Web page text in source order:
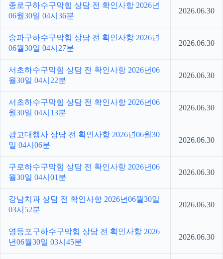
종로구하수구막힘 상담 전 확인사항 2026년
06월30일 04시36분
2026.06.30
송파구하수구막힘 상담 전 확인사항 2026년
06월30일 04시27분
2026.06.30
서초하수구막힘 상담 전 확인사항 2026년06
월30일 04시22분
2026.06.30
서초하수구막힘 상담 전 확인사항 2026년06
월30일 04시13분
2026.06.30
광고대행사 상담 전 확인사항 2026년06월30
일 04시06분
2026.06.30
구로하수구막힘 상담 전 확인사항 2026년06
월30일 04시01분
2026.06.30
강남치과 상담 전 확인사항 2026년06월30일
03시52분
2026.06.30
영등포구하수구막힘 상담 전 확인사항 2026
년06월30일 03시45분
2026.06.30